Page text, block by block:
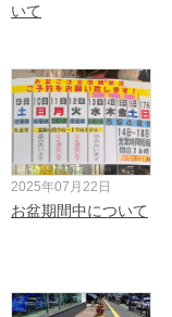
いて
2025年07月22日
お盆期間中について